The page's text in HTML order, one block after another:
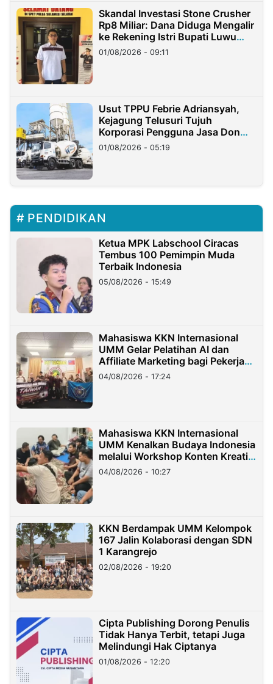
Skandal Investasi Stone Crusher
Rp8 Miliar: Dana Diduga Mengalir
ke Rekening Istri Bupati Luwu
Timur
01/08/2026 - 09:11
Usut TPPU Febrie Adriansyah,
Kejagung Telusuri Tujuh
Korporasi Pengguna Jasa Don
Ritto
01/08/2026 - 05:19
PENDIDIKAN
Ketua MPK Labschool Ciracas
Tembus 100 Pemimpin Muda
Terbaik Indonesia
05/08/2026 - 15:49
Mahasiswa KKN Internasional
UMM Gelar Pelatihan AI dan
Affiliate Marketing bagi Pekerja
Migran Indonesia di Taiwan
04/08/2026 - 17:24
Mahasiswa KKN Internasional
UMM Kenalkan Budaya Indonesia
melalui Workshop Konten Kreatif
di Taiwan
04/08/2026 - 10:27
KKN Berdampak UMM Kelompok
167 Jalin Kolaborasi dengan SDN
1 Karangrejo
02/08/2026 - 19:20
Cipta Publishing Dorong Penulis
Tidak Hanya Terbit, tetapi Juga
Melindungi Hak Ciptanya
01/08/2026 - 12:20